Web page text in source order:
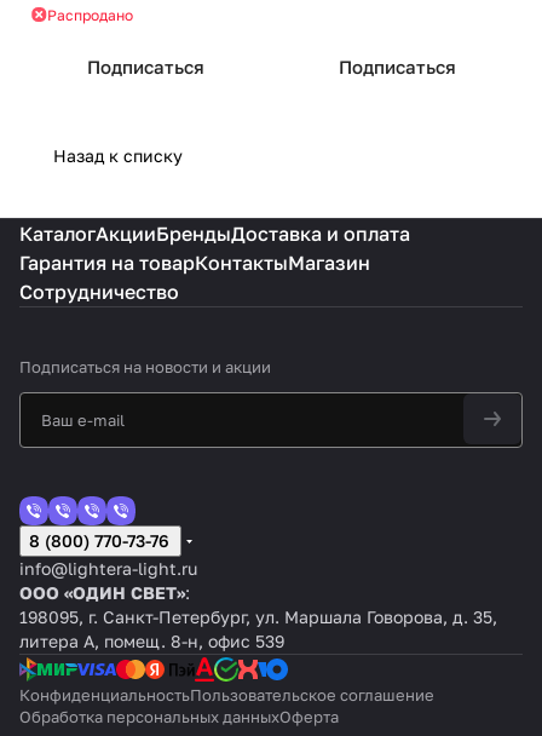
Распродано
Подписаться Подписаться
Назад к списку
КаталогАкцииБрендыДоставка и оплата
Гарантия на товарКонтактыМагазин
Сотрудничество
Подписаться на новости и акции
8 (800) 770-73-76
info@lightera-light.ru
ООО «ОДИН СВЕТ»:
198095, г. Санкт-Петербург, ул. Маршала Говорова, д. 35,
литера А, помещ. 8-н, офис 539
КонфиденциальностьПользовательское соглашение
Обработка персональных данныхОферта